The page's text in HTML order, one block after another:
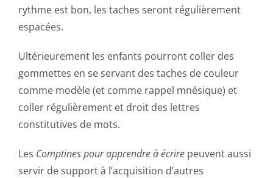
rythme est bon, les taches seront régulièrement
espacées.
Ultérieurement les enfants pourront coller des
gommettes en se servant des taches de couleur
comme modèle (et comme rappel mnésique) et
coller régulièrement et droit des lettres
constitutives de mots.
Les Comptines pour apprendre à écrire peuvent aussi
servir de support à l’acquisition d’autres